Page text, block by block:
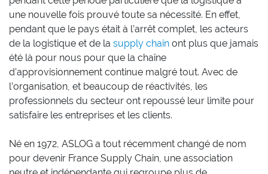
une nouvelle fois prouvé toute sa nécessité. En effet,
pendant que le pays était à l’arrêt complet, les acteurs
de la logistique et de la supply chain ont plus que jamais
été là pour nous pour que la chaîne
d’approvisionnement continue malgré tout. Avec de
l’organisation, et beaucoup de réactivités, les
professionnels du secteur ont repoussé leur limite pour
satisfaire les entreprises et les clients.
Né en 1972, ASLOG a tout récemment changé de nom
pour devenir France Supply Chain, une association